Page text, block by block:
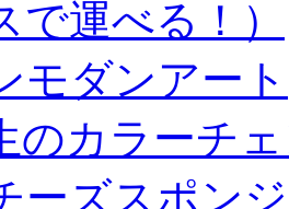
で運べる！）
モダンアート
のカラーチ
ーズスポンジ